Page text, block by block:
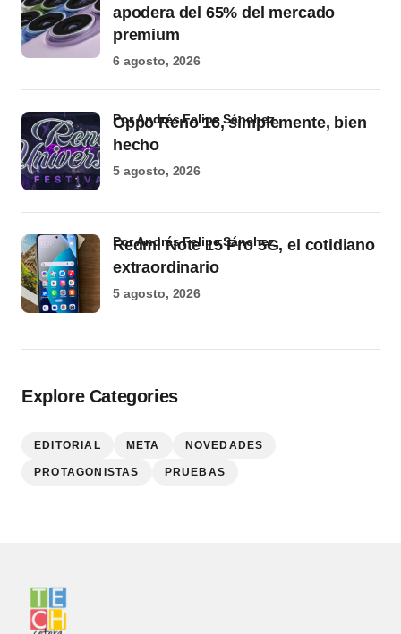
apodera del 65% del mercado
premium
6 agosto, 2026
Oppo Reno 16, simplemente, bien
hecho
por Andrés Felipe Sánchez
5 agosto, 2026
Redmi Note 15 Pro 5G, el cotidiano
extraordinario
por Andrés Felipe Sánchez
5 agosto, 2026
Explore Categories
EDITORIAL META NOVEDADES
PROTAGONISTAS PRUEBAS